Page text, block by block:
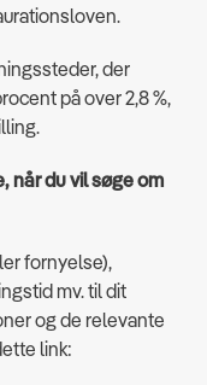
der
på over 2,8 %,
når du vil søge om
fornyelse),
mv. til dit
og de relevante
link: